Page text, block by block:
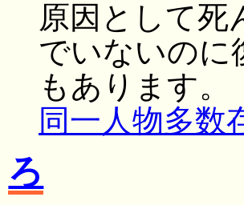
原因として死
でいないのに
もあります。
同一人物多数
ろ